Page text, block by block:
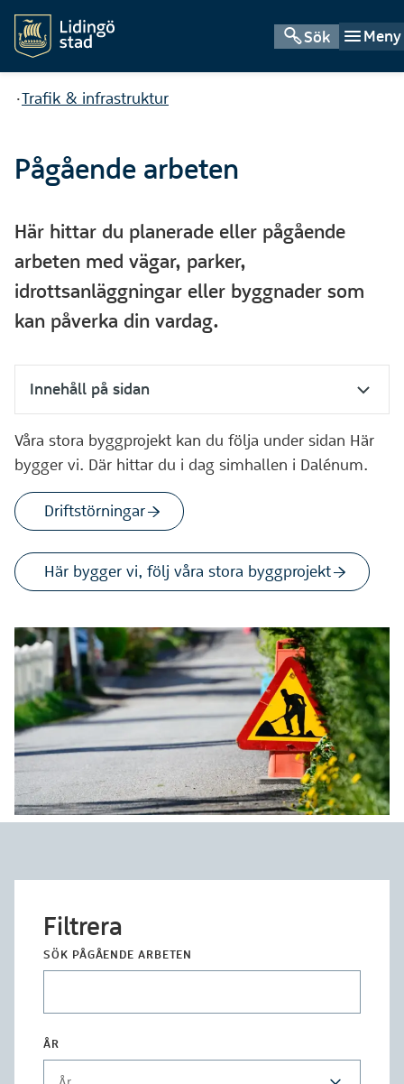
Sök Meny
är här:
Trafik &
Du är här:
Trafik & infrastruktur
Pågående arbeten
Här hittar du planerade eller pågående
arbeten med vägar, parker,
idrottsanläggningar eller byggnader som
kan påverka din vardag.
Innehåll på sidan
Våra stora byggprojekt kan du följa under sidan Här
bygger vi. Där hittar du i dag simhallen i Dalénum.
Driftstörningar
Här bygger vi, följ våra stora byggprojekt
Filtrera
SÖK PÅGÅENDE ARBETEN
ÅR